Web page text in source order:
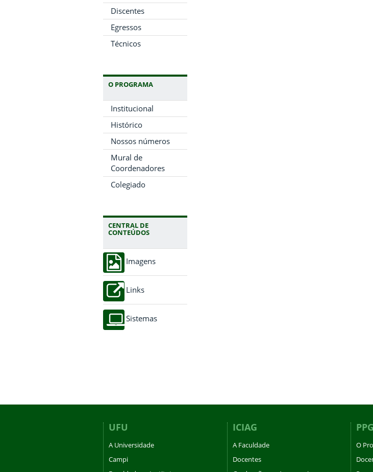
Discentes
Egressos
Técnicos
O PROGRAMA
Institucional
Histórico
Nossos números
Mural de
Coordenadores
Colegiado
CENTRAL DE
CONTEÚDOS
Imagens
Links
Sistemas
UFU
A Universidade
Campi
ICIAG
A Faculdade
Docentes
O